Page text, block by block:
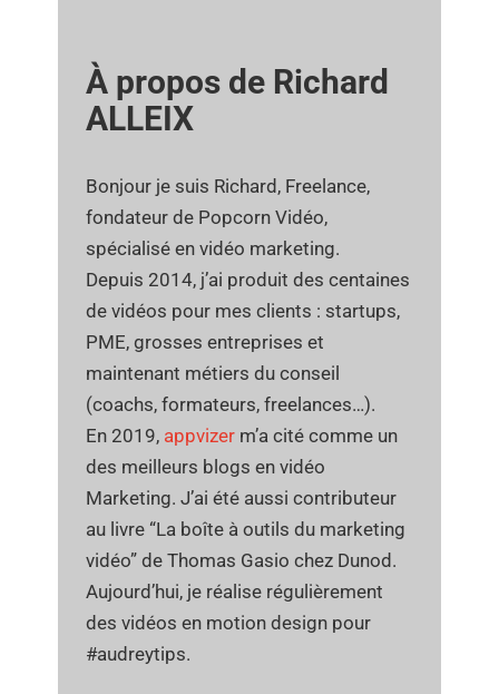
À propos de Richard
ALLEIX
Bonjour je suis Richard, Freelance,
fondateur de Popcorn Vidéo,
spécialisé en vidéo marketing.
Depuis 2014, j’ai produit des centaines
de vidéos pour mes clients : startups,
PME, grosses entreprises et
maintenant métiers du conseil
(coachs, formateurs, freelances…).
En 2019, appvizer m’a cité comme un
des meilleurs blogs en vidéo
Marketing. J’ai été aussi contributeur
au livre “La boîte à outils du marketing
vidéo” de Thomas Gasio chez Dunod.
Aujourd’hui, je réalise régulièrement
des vidéos en motion design pour
#audreytips.